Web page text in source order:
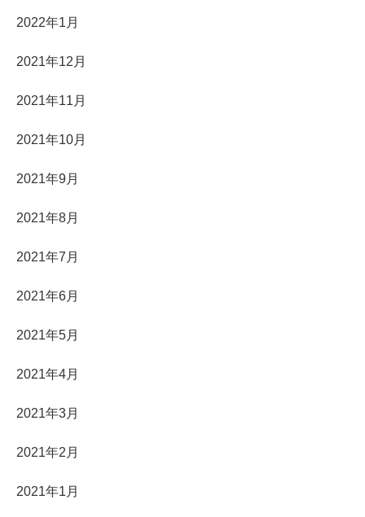
2022年1月
2021年12月
2021年11月
2021年10月
2021年9月
2021年8月
2021年7月
2021年6月
2021年5月
2021年4月
2021年3月
2021年2月
2021年1月